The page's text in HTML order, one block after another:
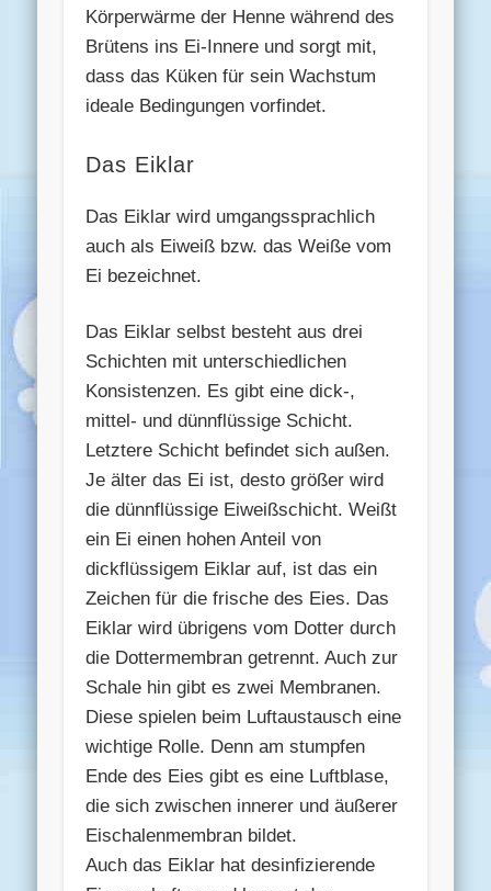
Körperwärme der Henne während des
Brütens ins Ei-Innere und sorgt mit,
dass das Küken für sein Wachstum
ideale Bedingungen vorfindet.
Das Eiklar
Das Eiklar wird umgangssprachlich
auch als Eiweiß bzw. das Weiße vom
Ei bezeichnet.
Das Eiklar selbst besteht aus drei
Schichten mit unterschiedlichen
Konsistenzen. Es gibt eine dick-,
mittel- und dünnflüssige Schicht.
Letztere Schicht befindet sich außen.
Je älter das Ei ist, desto größer wird
die dünnflüssige Eiweißschicht. Weißt
ein Ei einen hohen Anteil von
dickflüssigem Eiklar auf, ist das ein
Zeichen für die frische des Eies. Das
Eiklar wird übrigens vom Dotter durch
die Dottermembran getrennt. Auch zur
Schale hin gibt es zwei Membranen.
Diese spielen beim Luftaustausch eine
wichtige Rolle. Denn am stumpfen
Ende des Eies gibt es eine Luftblase,
die sich zwischen innerer und äußerer
Eischalenmembran bildet.
Auch das Eiklar hat desinfizierende